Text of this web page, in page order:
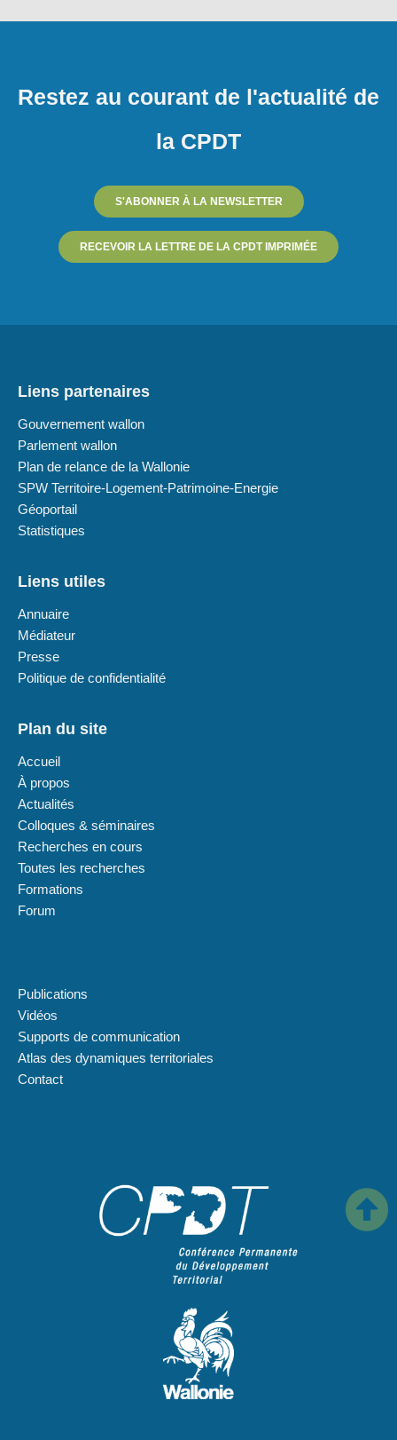
Restez au courant de l'actualité de
la CPDT
S'ABONNER À LA NEWSLETTER
RECEVOIR LA LETTRE DE LA CPDT IMPRIMÉE
Liens partenaires
Gouvernement wallon
Parlement wallon
Plan de relance de la Wallonie
SPW Territoire-Logement-Patrimoine-Energie
Géoportail
Statistiques
Liens utiles
Annuaire
Médiateur
Presse
Politique de confidentialité
Plan du site
Accueil
À propos
Actualités
Colloques & séminaires
Recherches en cours
Toutes les recherches
Formations
Forum
Publications
Vidéos
Supports de communication
Atlas des dynamiques territoriales
Contact